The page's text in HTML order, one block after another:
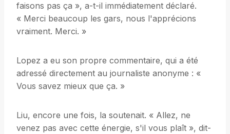
faisons pas ça », a-t-il immédiatement déclaré.
« Merci beaucoup les gars, nous l'apprécions
vraiment. Merci. »
Lopez a eu son propre commentaire, qui a été
adressé directement au journaliste anonyme : «
Vous savez mieux que ça. »
Liu, encore une fois, la soutenait. « Allez, ne
venez pas avec cette énergie, s'il vous plaît », dit-